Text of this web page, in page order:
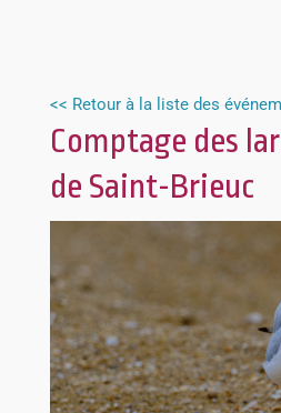
<< Retour à la liste des
Comptage des
de Saint-Brieuc